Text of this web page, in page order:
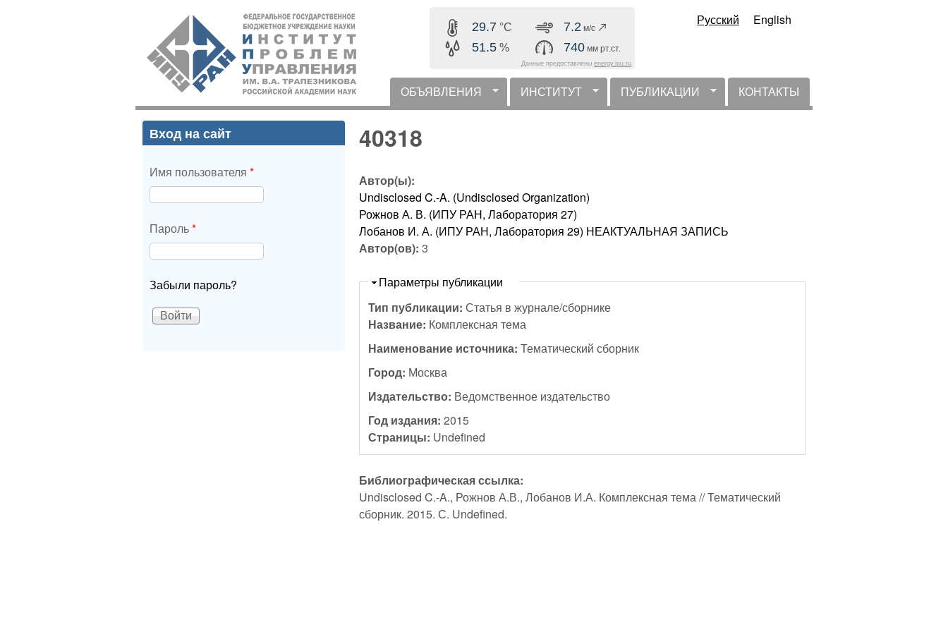
содержанию
ИПУ
РАН
29.7 °C
51.5 %
7.2 м/с
740 мм рт.ст.
Данные предоставлены energy.ipu.ru
Русский English
горизонтальное меню
ОБЪЯВЛЕНИЯ ИНСТИТУТ ПУБЛИКАЦИИ КОНТАКТЫ
40318
Автор(ы):
Undisclosed C.-A. (Undisclosed Organization)
Рожнов А. В. (ИПУ РАН, Лаборатория 27)
Лобанов И. А. (ИПУ РАН, Лаборатория 29) НЕАКТУАЛЬНАЯ ЗАПИСЬ
Автор(ов):3
Скрыть
Параметры публикации
Тип публикации:Статья в журнале/сборнике
Название: Комплексная тема
Наименование источника:Тематический сборник
Город: Москва
Издательство: Ведомственное издательство
Год издания:2015
Страницы: Undefined
Библиографическая ссылка:
Undisclosed C.-A., Рожнов А.В., Лобанов И.А. Комплексная тема // Тематический
сборник. 2015. С. Undefined.
Вход на сайт
Имя пользователя *
Пароль*
Забыли пароль?